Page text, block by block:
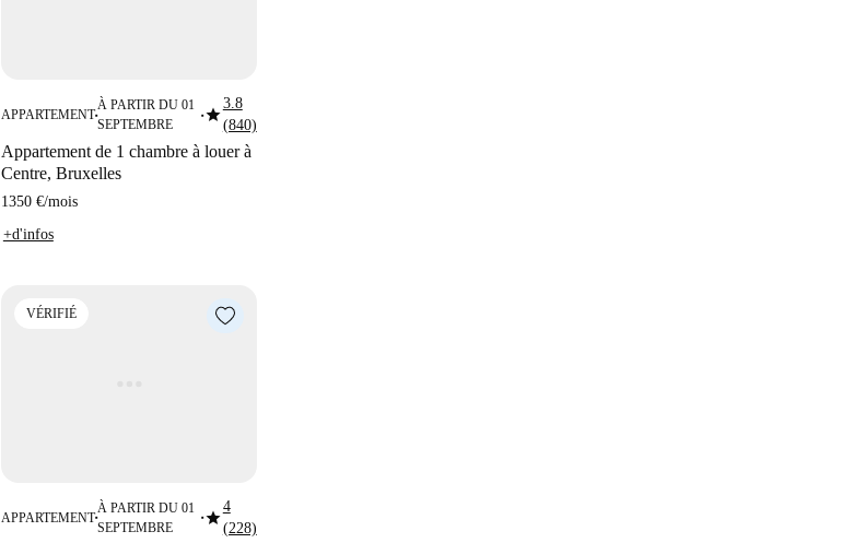
APPARTEMENT■
À PARTIR DU 01
SEPTEMBRE
■star3.8
(840)
Appartement de 1 chambre à louer à
Centre, Bruxelles
1350 €/mois
+d'infos
VÉRIFIÉ
APPARTEMENT■
À PARTIR DU 01
SEPTEMBRE
■star4
(228)